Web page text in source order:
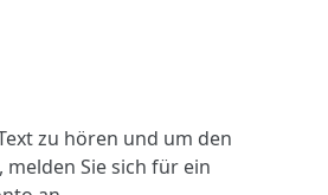
zu hören und um den
melden Sie sich für ein